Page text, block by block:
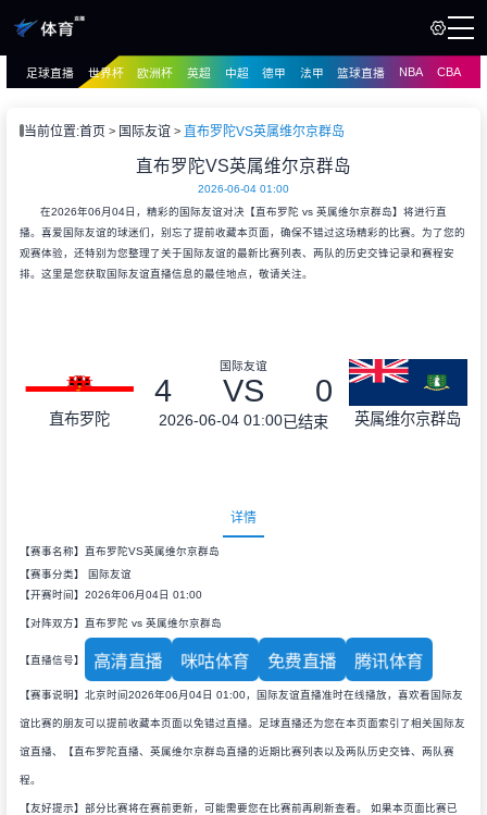
播
足球直播 世界杯 欧洲杯 英超 中超 德甲 法甲 篮球直播 NBA CBA
当前位置:首页 国际友谊 直布罗陀VS英属维尔京群岛
直布罗陀VS英属维尔京群岛
2026-06-04 01:00
在2026年06月04日，精彩的国际友谊对决【直布罗陀 vs 英属维尔京群岛】将进行直
播。喜爱国际友谊的球迷们，别忘了提前收藏本页面，确保不错过这场精彩的比赛。为了您的
观赛体验，还特别为您整理了关于国际友谊的最新比赛列表、两队的历史交锋记录和赛程安
排。这里是您获取国际友谊直播信息的最佳地点，敬请关注。
直布罗陀
国际友谊
4 VS 0
2026-06-04 01:00已结束 英属维尔京群岛
详情
【赛事名称】直布罗陀VS英属维尔京群岛
【赛事分类】 国际友谊
【开赛时间】2026年06月04日 01:00
【对阵双方】直布罗陀 vs 英属维尔京群岛
【直播信号】 高清直播 咪咕体育 免费直播 腾讯体育
【赛事说明】北京时间2026年06月04日 01:00，国际友谊直播准时在线播放，喜欢看国际友
谊比赛的朋友可以提前收藏本页面以免错过直播。足球直播还为您在本页面索引了相关国际友
谊直播、【直布罗陀直播、英属维尔京群岛直播的近期比赛列表以及两队历史交锋、两队赛
程。
【友好提示】部分比赛将在赛前更新，可能需要您在比赛前再刷新查看。 如果本页面比赛已